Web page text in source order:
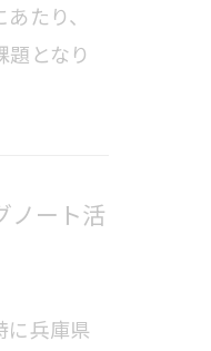
たり、
となり
ノート活
に兵庫県